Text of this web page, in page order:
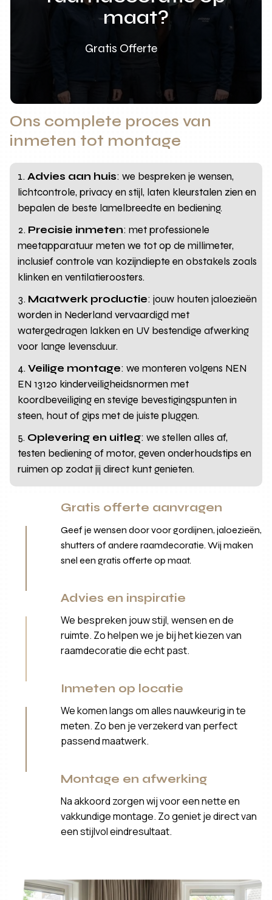
maat?
Gratis Offerte
Ons complete proces van
inmeten tot montage
Advies aan huis: we bespreken je wensen,
lichtcontrole, privacy en stijl, laten kleurstalen zien en
bepalen de beste lamelbreedte en bediening.
Precisie inmeten: met professionele
meetapparatuur meten we tot op de millimeter,
inclusief controle van kozijndiepte en obstakels zoals
klinken en ventilatieroosters.
Maatwerk productie: jouw houten jaloezieën
worden in Nederland vervaardigd met
watergedragen lakken en UV bestendige afwerking
voor lange levensduur.
Veilige montage: we monteren volgens NEN
EN 13120 kinderveiligheidsnormen met
koordbeveiliging en stevige bevestigingspunten in
steen, hout of gips met de juiste pluggen.
Oplevering en uitleg: we stellen alles af,
testen bediening of motor, geven onderhoudstips en
ruimen op zodat jij direct kunt genieten.
Gratis offerte aanvragen
Geef je wensen door voor gordijnen, jaloezieën,
shutters of andere raamdecoratie. Wij maken
snel een gratis offerte op maat.
Advies en inspiratie
We bespreken jouw stijl, wensen en de
ruimte. Zo helpen we je bij het kiezen van
raamdecoratie die echt past.
Inmeten op locatie
We komen langs om alles nauwkeurig in te
meten. Zo ben je verzekerd van perfect
passend maatwerk.
Montage en afwerking
Na akkoord zorgen wij voor een nette en
vakkundige montage. Zo geniet je direct van
een stijlvol eindresultaat.